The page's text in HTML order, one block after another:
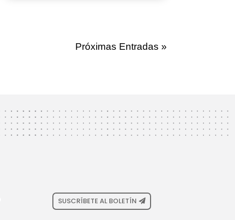
Próximas Entradas »
SUSCRÍBETE AL BOLETÍN